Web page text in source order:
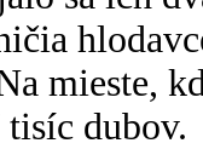
mieste,
tisíc dubov.